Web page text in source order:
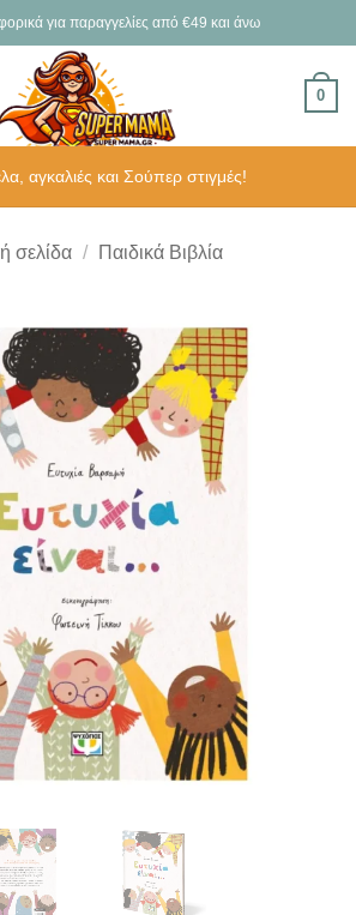
για παραγγελίες από €49 και άνω
0
αγκαλιές και Σούπερ στιγμές!
σελίδα / Παιδικά Βιβλία